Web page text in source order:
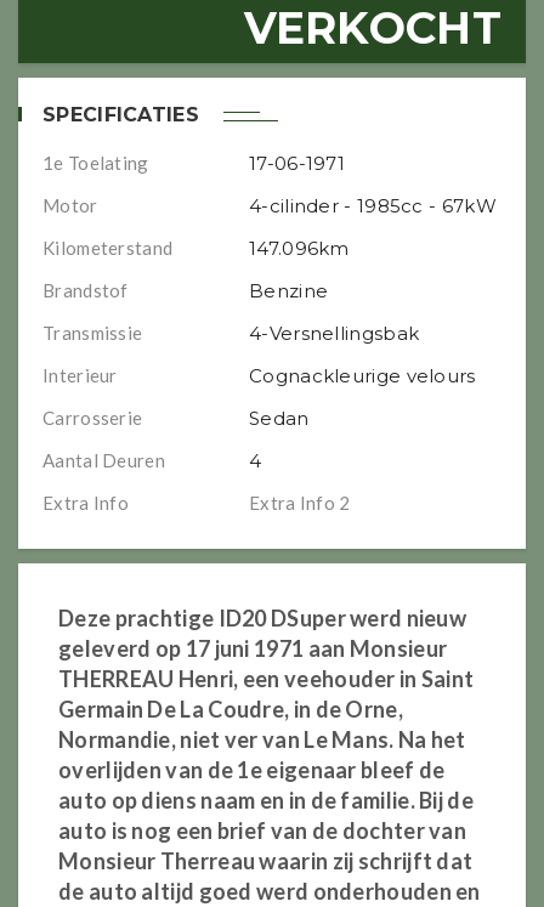
VERKOCHT
SPECIFICATIES
1e Toelating 17-06-1971
Motor 4-cilinder - 1985cc - 67kW
Kilometerstand 147.096km
Brandstof Benzine
Transmissie 4-Versnellingsbak
Interieur Cognackleurige velours
Carrosserie Sedan
Aantal Deuren 4
Extra Info Extra Info 2
Deze prachtige ID20 DSuper werd nieuw
geleverd op 17 juni 1971 aan Monsieur
THERREAU Henri, een veehouder in Saint
Germain De La Coudre, in de Orne,
Normandie, niet ver van Le Mans. Na het
overlijden van de 1e eigenaar bleef de
auto op diens naam en in de familie. Bij de
auto is nog een brief van de dochter van
Monsieur Therreau waarin zij schrijft dat
de auto altijd goed werd onderhouden en